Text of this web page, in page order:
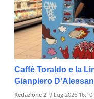
Caffè Toraldo e la
Gianpiero
Redazione 2 9 Lug 2026 16:10